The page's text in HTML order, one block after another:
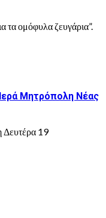
ομόφυλα ζευγάρια”.
Μητρόπολη Νέας
Δευτέρα 19